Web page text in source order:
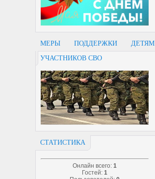
МЕРЫ ПОДДЕРЖКИ ДЕТЯМ
УЧАСТНИКОВ СВО
СТАТИСТИКА
Онлайн всего: 1
Гостей: 1